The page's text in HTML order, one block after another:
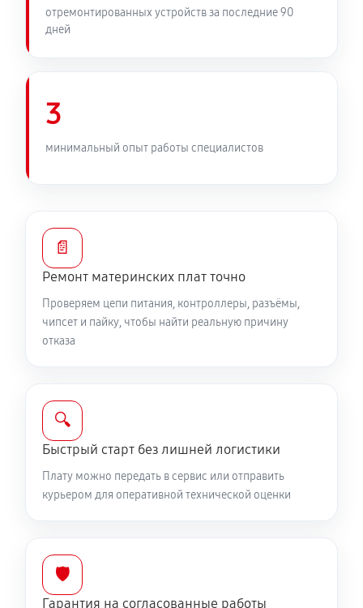
отремонтированных устройств за последние 90
дней
3
минимальный опыт работы специалистов
📄
Ремонт материнских плат точно
Проверяем цепи питания, контроллеры, разъёмы,
чипсет и пайку, чтобы найти реальную причину
отказа
🔍
Быстрый старт без лишней логистики
Плату можно передать в сервис или отправить
курьером для оперативной технической оценки
🛡️
Гарантия на согласованные работы